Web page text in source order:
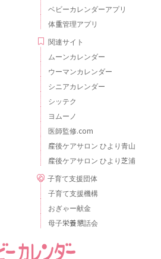
ベビーカレンダーアプリ
体重管理アプリ
関連サイト
ムーンカレンダー
ウーマンカレンダー
シニアカレンダー
シッテク
ヨムーノ
医師監修.com
産後ケアサロン ひより青山
産後ケアサロン ひより芝浦
子育て支援団体
子育て支援機構
おぎゃー献金
母子栄養懇話会